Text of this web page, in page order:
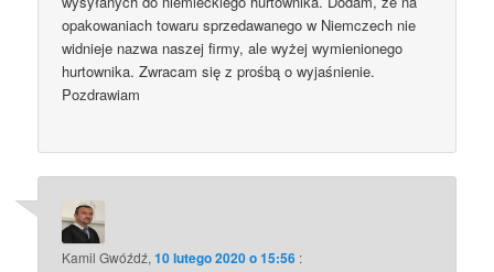
opakowaniach towaru sprzedawanego w Niemczech nie
widnieje nazwa naszej firmy, ale wyżej wymienionego
hurtownika. Zwracam się z prośbą o wyjaśnienie.
Pozdrawiam
Kamil Gwóźdź,10 lutego 2020 o 15:56 :